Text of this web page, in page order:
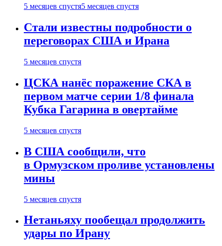
5 месяцев спустя5 месяцев спустя
Стали известны подробности о
переговорах США и Ирана
5 месяцев спустя
ЦСКА нанёс поражение СКА в
первом матче серии 1/8 финала
Кубка Гагарина в овертайме
5 месяцев спустя
В США сообщили, что
в Ормузском проливе установлены
мины
5 месяцев спустя
Нетаньяху пообещал продолжить
удары по Ирану